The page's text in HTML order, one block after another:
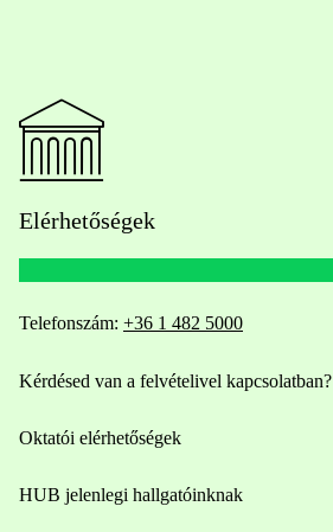
Elérhetőségek
Telefonszám: +36 1 482 5000
Kérdésed van a felvételivel kapcsolatban?
Oktatói elérhetőségek
HUB jelenlegi hallgatóinknak